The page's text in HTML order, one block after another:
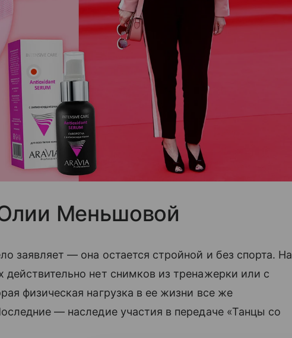
Меньшовой
заявляет — она остается стройной и без спорта. На
действительно нет снимков из тренажерки или с
физическая нагрузка в ее жизни все же
— наследие участия в передаче «Танцы со